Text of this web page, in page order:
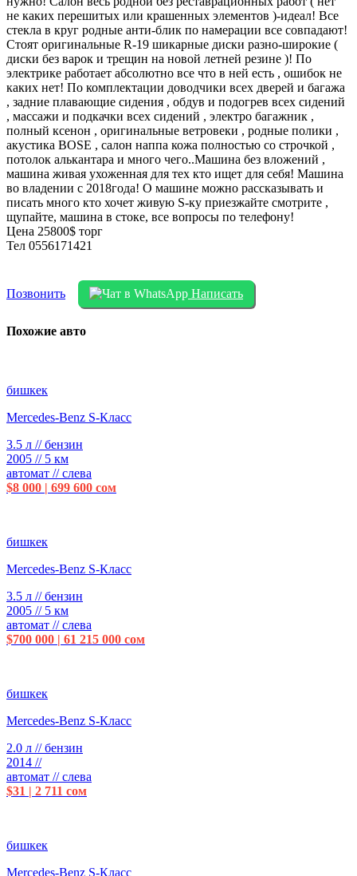
не каких перешитых или крашенных элементов )-идеал! Все
стекла в круг родные анти-блик по намерации все совпадают!
Стоят оригинальные R-19 шикарные диски разно-широкие (
диски без варок и трещин на новой летней резине )! По
электрике работает абсолютно все что в ней есть , ошибок не
каких нет! По комплектации доводчики всех дверей и багажа
, задние плавающие сидения , обдув и подогрев всех сидений
, массажи и подкачки всех сидений , электро багажник ,
полный ксенон , оригинальные ветровеки , родные полики ,
акустика BOSE , салон наппа кожа полностью со строчкой ,
потолок алькантара и много чего..Машина без вложений ,
машина живая ухоженная для тех кто ищет для себя! Машина
во владении с 2018года! О машине можно рассказывать и
писать много кто хочет живую S-ку приезжайте смотрите ,
щупайте, машина в стоке, все вопросы по телефону!
Цена 25800$ торг
Тел 0556171421
Позвонить Написать
Похожие авто
бишкек
Mercedes-Benz S-Класс
3.5 л // бензин
2005 // 5 км
автомат // слева
$8 000 | 699 600 сом
бишкек
Mercedes-Benz S-Класс
3.5 л // бензин
2005 // 5 км
автомат // слева
$700 000 | 61 215 000 сом
бишкек
Mercedes-Benz S-Класс
2.0 л // бензин
2014 //
автомат // слева
$31 | 2 711 сом
бишкек
Mercedes-Benz S-Класс